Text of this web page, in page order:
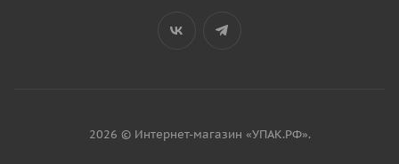
2026 © Интернет-магазин «УПАК.РФ».